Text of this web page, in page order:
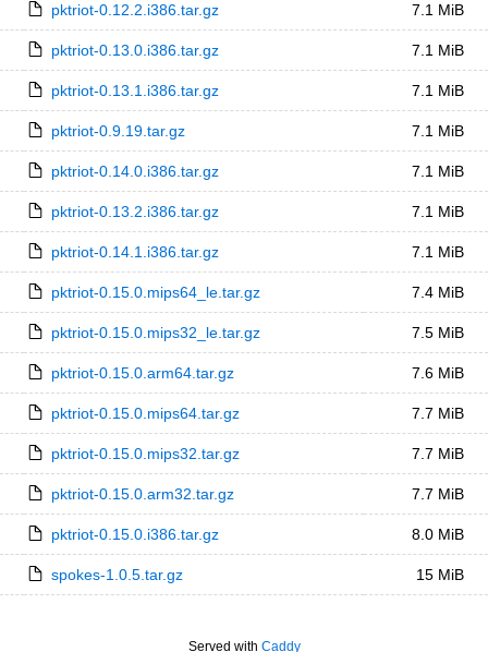
pktriot-0.12.2.i386.tar.gz 7.1 MiB
pktriot-0.13.0.i386.tar.gz 7.1 MiB
pktriot-0.13.1.i386.tar.gz 7.1 MiB
pktriot-0.9.19.tar.gz 7.1 MiB
pktriot-0.14.0.i386.tar.gz 7.1 MiB
pktriot-0.13.2.i386.tar.gz 7.1 MiB
pktriot-0.14.1.i386.tar.gz 7.1 MiB
pktriot-0.15.0.mips64_le.tar.gz 7.4 MiB
pktriot-0.15.0.mips32_le.tar.gz 7.5 MiB
pktriot-0.15.0.arm64.tar.gz 7.6 MiB
pktriot-0.15.0.mips64.tar.gz 7.7 MiB
pktriot-0.15.0.mips32.tar.gz 7.7 MiB
pktriot-0.15.0.arm32.tar.gz 7.7 MiB
pktriot-0.15.0.i386.tar.gz 8.0 MiB
spokes-1.0.5.tar.gz 15 MiB
Served with Caddy